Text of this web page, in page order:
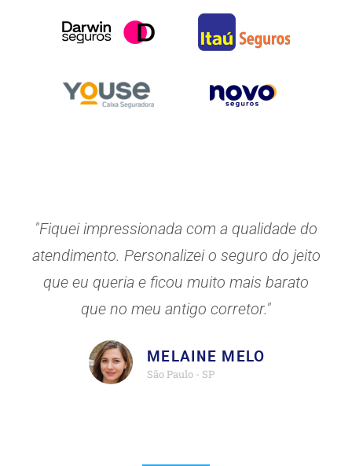
"Fiquei impressionada com a qualidade do
atendimento. Personalizei o seguro do jeito
que eu queria e ficou muito mais barato
que no meu antigo corretor."
MELAINE MELO
São Paulo - SP